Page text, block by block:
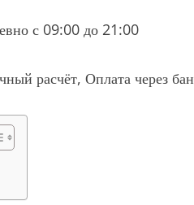
с 09:00 до 21:00
расчёт, Оплата через